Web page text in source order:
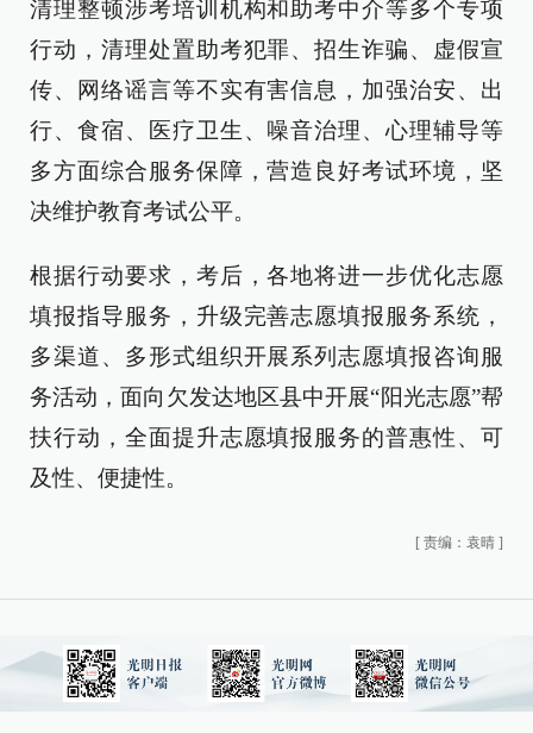
清理整顿涉考培训机构和助考中介等多个专项
行动，清理处置助考犯罪、招生诈骗、虚假宣
传、网络谣言等不实有害信息，加强治安、出
行、食宿、医疗卫生、噪音治理、心理辅导等
多方面综合服务保障，营造良好考试环境，坚
决维护教育考试公平。
根据行动要求，考后，各地将进一步优化志愿
填报指导服务，升级完善志愿填报服务系统，
多渠道、多形式组织开展系列志愿填报咨询服
务活动，面向欠发达地区县中开展“阳光志愿”帮
扶行动，全面提升志愿填报服务的普惠性、可
及性、便捷性。
[ 责编：袁晴 ]